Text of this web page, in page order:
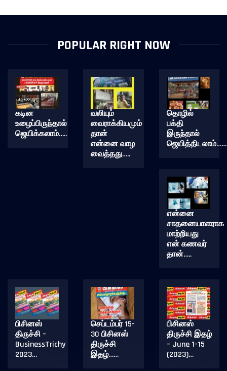
POPULAR RIGHT NOW
கடின
உழைப்பிருந்தால்
ஜெயிக்கலாம்…..
வலியும்
வைராக்கியமும்
தான்
என்னை வாழ
வைத்தது…..
தொழில்
பக்தி
இருந்தால்
என்னை
சாதனையாளராக
மாற்றியது
என் கணவர்
தான்…..
பிசினஸ்
திருச்சி –
BusinessTrichy
2023…
செப்டம்பர் 15-
30 பிசினஸ்
திருச்சி
இதழ்……
பிசினஸ்
திருச்சி இதழ்
– June 1-15
(2023)…